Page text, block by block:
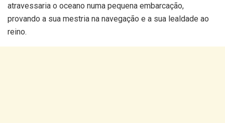
atravessaria o oceano numa pequena embarcação,
provando a sua mestria na navegação e a sua lealdade ao
reino.